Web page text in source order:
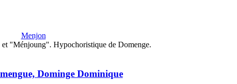
Menjon
"Ménjoung". Hypochoristique de Domenge.
Dominge Dominique